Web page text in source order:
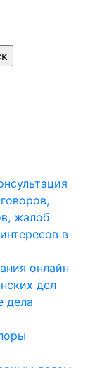
жалоб
в
онлайн
дел
дела